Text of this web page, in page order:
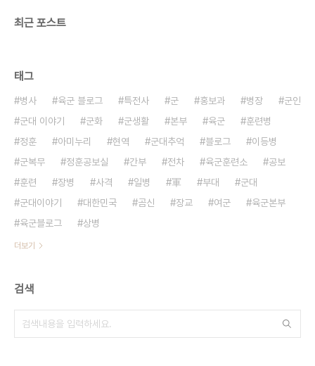
최근 포스트
태그
병사 육군 블로그 특전사 군 홍보과 병장
군인
군대 이야기
군화 군생활 본부 육군
훈련병
정훈
아미누리 현역 군대추억 블로그
이등병
군복무
정훈공보실 간부 전차 육군훈련소
공보
훈련
장병 사격 일병 軍 부대
군대
군대이야기
대한민국 곰신 장교 여군
육군본부
육군블로그
상병
더보기
검색